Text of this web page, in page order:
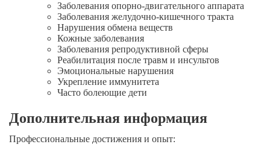
Заболевания опорно-двигательного аппарата
Заболевания желудочно-кишечного тракта
Нарушения обмена веществ
Кожные заболевания
Заболевания репродуктивной сферы
Реабилитация после травм и инсультов
Эмоциональные нарушения
Укрепление иммунитета
Часто болеющие дети
Дополнительная информация
Профессиональные достижения и опыт: